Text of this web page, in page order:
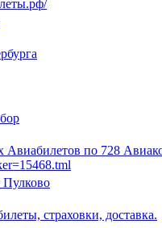
Авиабилетов по 728
страховки, доставка.